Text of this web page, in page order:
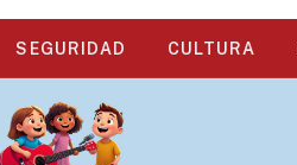
SEGURIDAD CULTURA